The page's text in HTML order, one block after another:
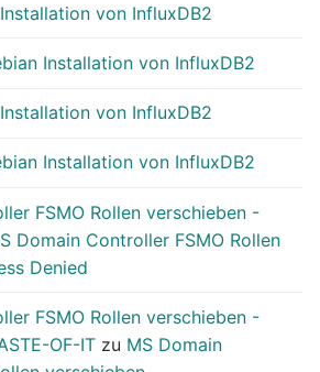
von InfluxDB2
Installation von InfluxDB2
von InfluxDB2
Installation von InfluxDB2
FSMO Rollen verschieben -
Domain Controller FSMO Rollen
Denied
FSMO Rollen verschieben -
OF-IT zu MS Domain